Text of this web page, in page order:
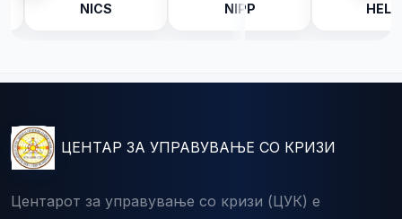
NICS NIPP HELP
ЦЕНТАР ЗА УПРАВУВАЊЕ СО КРИЗИ
Центарот за управување со кризи (ЦУК) е